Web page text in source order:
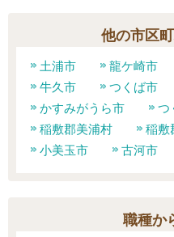
他の市区
土浦市 龍ケ崎市
牛久市
つくば市
かすみがうら市
つ
稲敷郡美浦村
稲敷
小美玉市
古河市
職種か